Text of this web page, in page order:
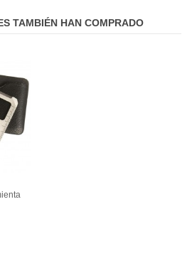
TAMBIÉN HAN COMPRADO